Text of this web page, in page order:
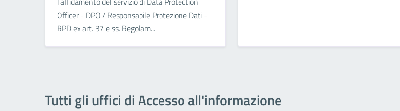
Officer - DPO / Responsabile Protezione Dati -
RPD ex art. 37 e ss. Regolam...
Tutti gli uffici di Accesso all'informazione